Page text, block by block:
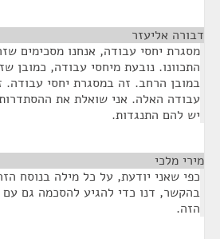
דבורה אליעזר
מסגרת יחסי עבודה, אנחנו מסכימים
התכוונו. נובעת מיחסי עבודה, כמובן
במובן הרחב. זה במסגרת יחסי עבודה.
עבודה האלה. אני שואלת את
יש להם התנגדות.
מירי מלכי
כפי שאני יודעת, על כל מילה בנוסח
בהקשר, דנו כדי להגיע להסכמה גם עם
הזה.